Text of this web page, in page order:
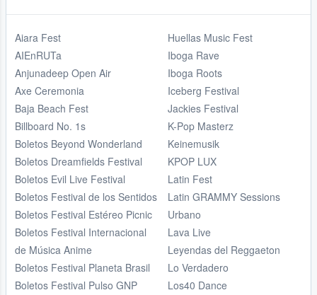
Aiara Fest
AIEnRUTa
Anjunadeep Open Air
Axe Ceremonia
Baja Beach Fest
Billboard No. 1s
Boletos Beyond Wonderland
Boletos Dreamfields Festival
Boletos Evil Live Festival
Boletos Festival de los Sentidos
Boletos Festival Estéreo Picnic
Boletos Festival Internacional
de Música Anime
Boletos Festival Planeta Brasil
Boletos Festival Pulso GNP
Huellas Music Fest
Iboga Rave
Iboga Roots
Iceberg Festival
Jackies Festival
K-Pop Masterz
Keinemusik
KPOP LUX
Latin Fest
Latin GRAMMY Sessions
Urbano
Lava Live
Leyendas del Reggaeton
Lo Verdadero
Los40 Dance